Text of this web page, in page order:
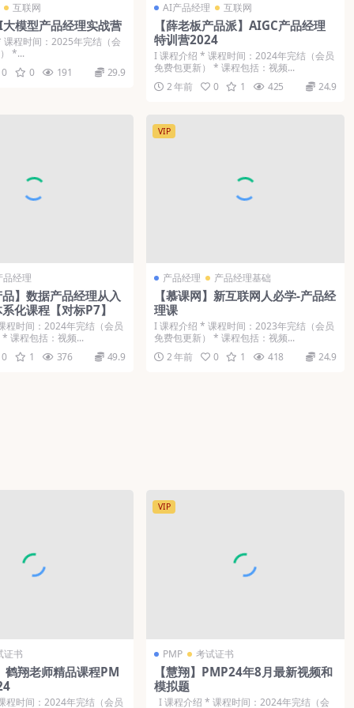
互联网
模型产品经理实战营
程时间：2025年完结（会
*...
0
0 191 29.9
AI产品经理 互联网
【薛老板产品派】AIGC产品经理
特训营2024
Ι 课程介绍 * 课程时间：2024年完结（会员
免费包更新） * 课程包括：视频...
2 年前
0 1 425 24.9
品经理
】数据产品经理从入
化课程【对标P7】
程时间：2024年完结（会员
课程包括：视频...
0
1 376 49.9
VIP
产品经理 产品经理基础
【慕课网】新互联网人必学-产品经
理课
Ι 课程介绍 * 课程时间：2023年完结（会员
免费包更新） * 课程包括：视频...
2 年前
0 1 418 24.9
证书
鹤翔老师精品课程PM
程时间：2024年完结（会员
VIP
PMP 考试证书
【慧翔】PMP24年8月最新视频和
模拟题
Ι 课程介绍 * 课程时间：2024年完结（会